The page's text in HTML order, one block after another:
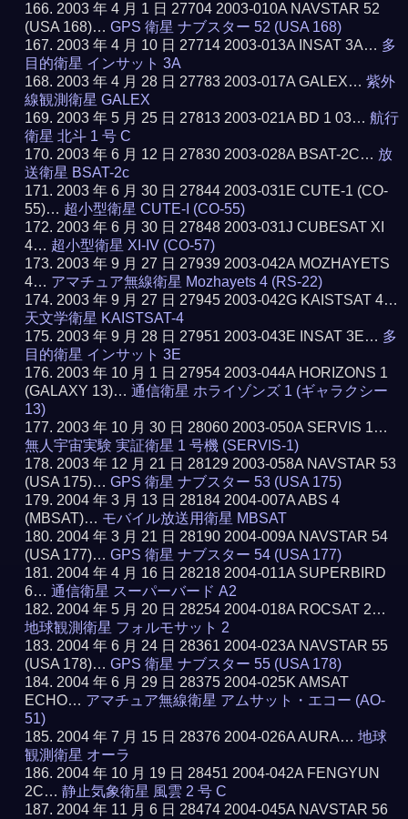
2003 年 4 月 1 日 27704 2003-010A NAVSTAR 52
(USA 168)…GPS 衛星 ナブスター 52 (USA 168)
2003 年 4 月 10 日 27714 2003-013A INSAT 3A… 多
目的衛星 インサット 3A
2003 年 4 月 28 日 27783 2003-017A GALEX…紫外
線観測衛星 GALEX
2003 年 5 月 25 日 27813 2003-021A BD 1 03…航行
衛星 北斗 1 号 C
2003 年 6 月 12 日 27830 2003-028A BSAT-2C… 放
送衛星 BSAT-2c
2003 年 6 月 30 日 27844 2003-031E CUTE-1 (CO-
55)… 超小型衛星 CUTE-I (CO-55)
2003 年 6 月 30 日 27848 2003-031J CUBESAT XI
4… 超小型衛星 XI-IV (CO-57)
2003 年 9 月 27 日 27939 2003-042A MOZHAYETS
4… アマチュア無線衛星 Mozhayets 4 (RS-22)
2003 年 9 月 27 日 27945 2003-042G KAISTSAT 4…
天文学衛星 KAISTSAT-4
2003 年 9 月 28 日 27951 2003-043E INSAT 3E… 多
目的衛星 インサット 3E
2003 年 10 月 1 日 27954 2003-044A HORIZONS 1
(GALAXY 13)…通信衛星 ホライゾンズ 1 (ギャラクシー
13)
2003 年 10 月 30 日 28060 2003-050A SERVIS 1…
無人宇宙実験 実証衛星 1 号機 (SERVIS-1)
2003 年 12 月 21 日 28129 2003-058A NAVSTAR 53
(USA 175)…GPS 衛星 ナブスター 53 (USA 175)
2004 年 3 月 13 日 28184 2004-007A ABS 4
(MBSAT)… モバイル放送用衛星 MBSAT
2004 年 3 月 21 日 28190 2004-009A NAVSTAR 54
(USA 177)…GPS 衛星 ナブスター 54 (USA 177)
2004 年 4 月 16 日 28218 2004-011A SUPERBIRD
6…通信衛星 スーパーバード A2
2004 年 5 月 20 日 28254 2004-018A ROCSAT 2…
地球観測衛星 フォルモサット 2
2004 年 6 月 24 日 28361 2004-023A NAVSTAR 55
(USA 178)…GPS 衛星 ナブスター 55 (USA 178)
2004 年 6 月 29 日 28375 2004-025K AMSAT
ECHO… アマチュア無線衛星 アムサット・エコー (AO-
51)
2004 年 7 月 15 日 28376 2004-026A AURA…地球
観測衛星 オーラ
2004 年 10 月 19 日 28451 2004-042A FENGYUN
2C…静止気象衛星 風雲 2 号 C
2004 年 11 月 6 日 28474 2004-045A NAVSTAR 56